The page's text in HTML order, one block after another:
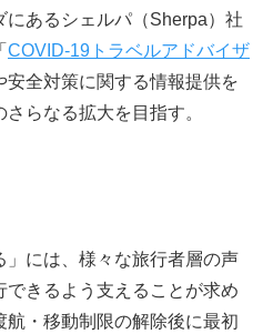
にあるシェルパ（Sherpa）社
COVID-19トラベルアドバイザ
安全対策に関する情報提供を
らなる拡大を目指す。
には、様々な旅行者層の声
きるよう支えることが求め
・移動制限の解除後に最初